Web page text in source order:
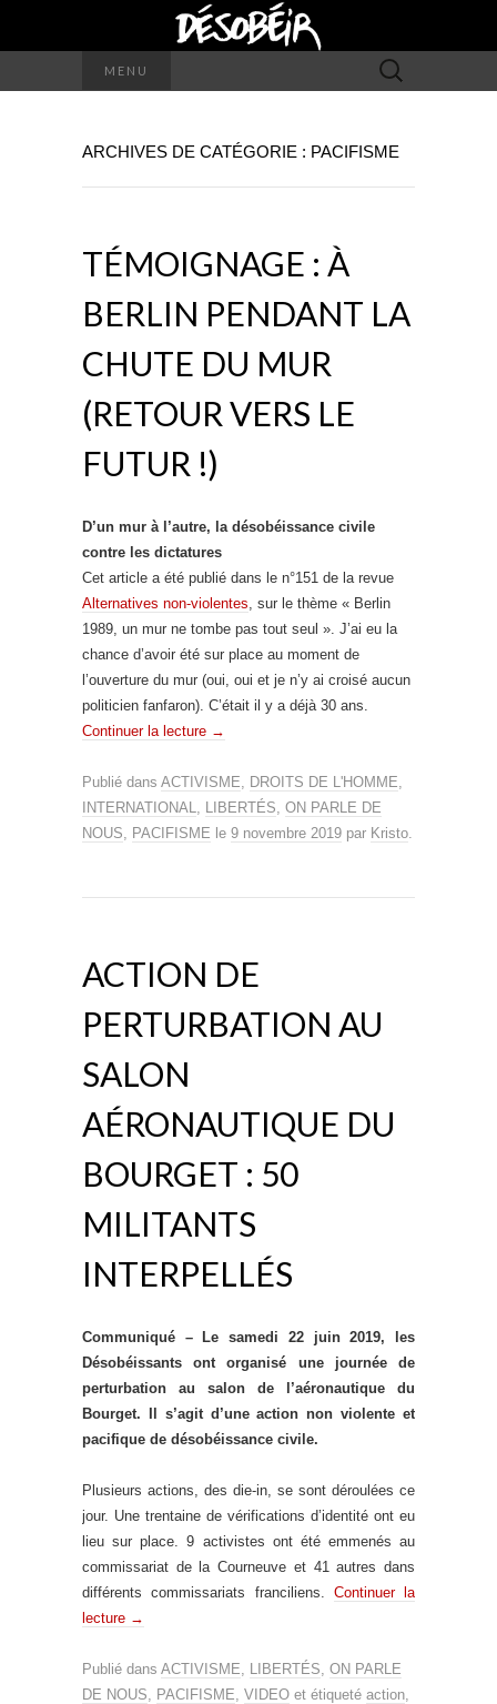
MENU Rechercher :
ARCHIVES DE CATÉGORIE : PACIFISME
TÉMOIGNAGE : À
BERLIN PENDANT LA
CHUTE DU MUR
(RETOUR VERS LE
FUTUR !)
D’un mur à l’autre, la désobéissance civile
contre les dictatures
Cet article a été publié dans le n°151 de la revue
Alternatives non-violentes , sur le thème « Berlin
1989, un mur ne tombe pas tout seul ». J’ai eu la
chance d’avoir été sur place au moment de
l’ouverture du mur (oui, oui et je n’y ai croisé aucun
politicien fanfaron). C’était il y a déjà 30 ans.
Continuer la lecture →
Publié dans ACTIVISME DROITS DE L'HOMME
INTERNATIONAL
LIBERTÉS ON PARLE DE
NOUS
PACIFISME le 9 novembre 2019 par Kristo
ACTION DE
PERTURBATION AU
SALON
AÉRONAUTIQUE DU
BOURGET : 50
MILITANTS
INTERPELLÉS
Communiqué – Le samedi 22 juin 2019, les
Désobéissants ont organisé une journée de
perturbation au salon de l’aéronautique du
Bourget. Il s’agit d’une action non violente et
pacifique de désobéissance civile.
Plusieurs actions, des die-in, se sont déroulées ce
jour. Une trentaine de vérifications d’identité ont eu
lieu sur place. 9 activistes ont été emmenés au
commissariat de la Courneuve et 41 autres dans
différents commissariats franciliens.
Continuer la
lecture →
Publié dans ACTIVISME LIBERTÉS ON PARLE
DE NOUS
PACIFISME VIDEO et étiqueté action